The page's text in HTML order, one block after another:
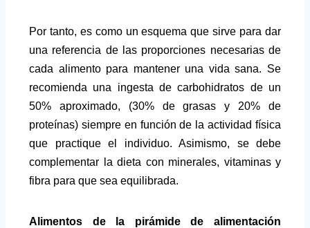
Por tanto, es como un esquema que sirve para dar
una referencia de las proporciones necesarias de
cada alimento para mantener una vida sana. Se
recomienda una ingesta de carbohidratos de un
50% aproximado, (30% de grasas y 20% de
proteínas) siempre en función de la actividad física
que practique el individuo. Asimismo, se debe
complementar la dieta con minerales, vitaminas y
fibra para que sea equilibrada.
Alimentos de la pirámide de alimentación